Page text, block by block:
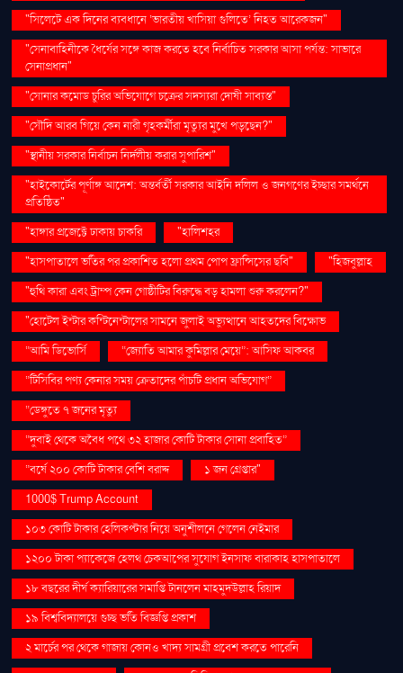
"সিলেটে এক দিনের ব্যবধানে ‘ভারতীয় খাসিয়া গু‌লিতে’ নিহত আরেকজন"
"সেনাবাহিনীকে ধৈর্যের সঙ্গে কাজ করতে হবে নির্বাচিত সরকার আসা পর্যন্ত: সাভারে
সেনাপ্রধান"
"সোনার কমোড চুরির অভিযোগে চক্রের সদস্যরা দোষী সাব্যস্ত"
"সৌদি আরব গিয়ে কেন নারী গৃহকর্মীরা মৃত্যুর মুখে পড়ছেন?"
"স্থানীয় সরকার নির্বাচন নির্দলীয় করার সুপারিশ"
"হাইকোর্টের পূর্ণাঙ্গ আদেশ: অন্তর্বর্তী সরকার আইনি দলিল ও জনগণের ইচ্ছার সমর্থনে
প্রতিষ্ঠিত"
"হাঙ্গার প্রজেক্টে ঢাকায় চাকরি
"হালিশহর
"হাসপাতালে ভর্তির পর প্রকাশিত হলো প্রথম পোপ ফ্রান্সিসের ছবি"
"হিজবুল্লাহ
"হুথি কারা এবং ট্রাম্প কেন গোষ্ঠীটির বিরুদ্ধে বড় হামলা শুরু করলেন?"
"হোটেল ইন্টার কন্টিনেন্টালের সামনে জুলাই অভ্যুত্থানে আহতদের বিক্ষোভ
“আমি ডিভোর্সি
“জ্যোতি আমার কুমিল্লার মেয়ে”: আসিফ আকবর
“টিসিবির পণ্য কেনার সময় ক্রেতাদের পাঁচটি প্রধান অভিযোগ”
“ডেঙ্গুতে ৭ জনের মৃত্যু
“দুবাই থেকে অবৈধ পথে ৩২ হাজার কোটি টাকার সোনা প্রবাহিত”
“বর্ষে ২০০ কোটি টাকার বেশি বরাদ্দ
১ জন গ্রেপ্তার"
1000$ Trump Account
১০৩ কোটি টাকার হেলিকপ্টার নিয়ে অনুশীলনে গেলেন নেইমার
১২০০ টাকা প্যাকেজে হেলথ চেকআপের সুযোগ ইনসাফ বারাকাহ হাসপাতালে
১৮ বছরের দীর্ঘ ক্যারিয়ারের সমাপ্তি টানলেন মাহমুদউল্লাহ রিয়াদ
১৯ বিশ্ববিদ্যালয়ে গুচ্ছ ভর্তি বিজ্ঞপ্তি প্রকাশ
২ মার্চের পর থেকে গাজায় কোনও খাদ্য সামগ্রী প্রবেশ করতে পারেনি